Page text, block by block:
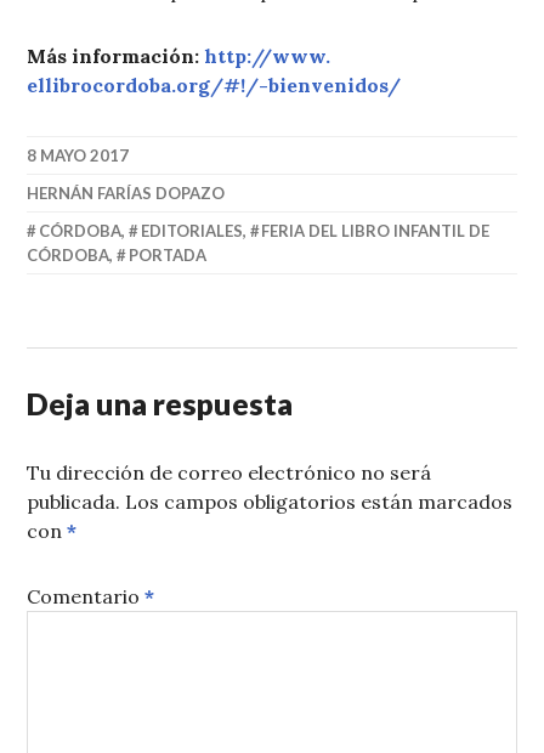
Más información:http://www.
ellibrocordoba.org/#!/-bienvenidos/
8 MAYO 2017
HERNÁN FARÍAS DOPAZO
CÓRDOBA, EDITORIALES,
FERIA DEL LIBRO INFANTIL DE
CÓRDOBA, PORTADA
Deja una respuesta
Tu dirección de correo electrónico no será
publicada. Los campos obligatorios están marcados
con*
Comentario*